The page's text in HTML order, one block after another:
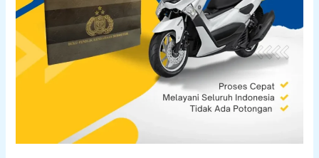
Sama:
Fakta
atau
Mitos?